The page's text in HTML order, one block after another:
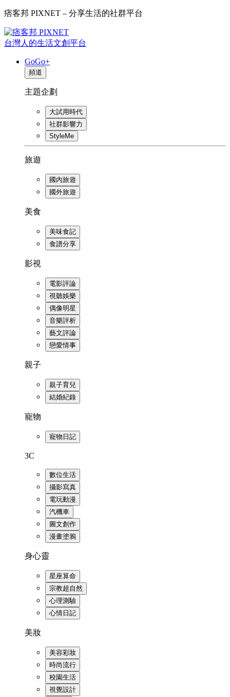
痞客邦 PIXNET – 分享生活的社群平台
台灣人的生活文創平台
GoGo+
頻道
主題企劃
大試用時代
社群影響力
StyleMe
旅遊
國內旅遊
國外旅遊
美食
美味食記
食譜分享
影視
電影評論
視聽娛樂
偶像明星
音樂評析
藝文評論
戀愛情事
親子
親子育兒
結婚紀錄
寵物
寵物日記
3C
數位生活
攝影寫真
電玩動漫
汽機車
圖文創作
漫畫塗鴉
身心靈
星座算命
宗教超自然
心理測驗
心情日記
美妝
美容彩妝
時尚流行
校園生活
視覺設計